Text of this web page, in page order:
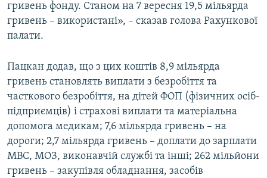
гривень фонду. Станом на 7 вересня 19,5 мільярда
гривень – використані», – сказав голова Рахункової
палати.
Пацкан додав, що з цих коштів 8,9 мільярда
гривень становлять виплати з безробіття та
часткового безробіття, на дітей ФОП (фізичних осіб-
підприємців) і страхові виплати та матеріальна
допомога медикам; 7,6 мільярда гривень – на
дороги; 2,7 мільярда гривень – доплати до зарплати
МВС, МОЗ, виконавчій службі та інші; 262 мільйони
гривень – закупівля обладнання, засобів